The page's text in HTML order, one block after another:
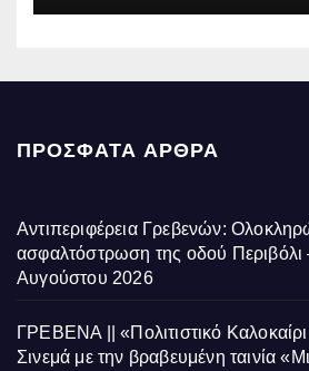
ΠΡΌΣΦΑΤΑ ΆΡΘΡΑ
Αντιπεριφέρεια Γρεβενών:
ασφαλτόστρωση της οδού Περιβόλι
Αυγούστου 2026
ΓΡΕΒΕΝΑ || «Πολιτιστικό
Σινεμά με την βραβευμένη ταινία